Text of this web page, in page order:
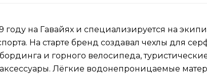
году на Гавайях и специализируется на
На старте бренд создавал чехлы для
и горного велосипеда,
Лёгкие водонепроницаемые